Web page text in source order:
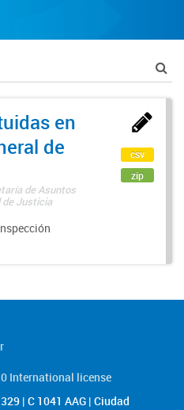
en
de
de Asuntos
de Justicia
csv
zip
International license
| C 1041 AAG | Ciudad